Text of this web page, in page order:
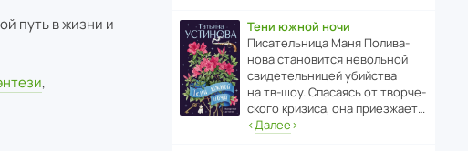
путь в жизни и
,
Тени южной ночи
Писа­тель­ница Маня Поли­ва­
нова стано­вится невольной
свиде­тель­ницей убийства
на тв-шоу. Спасаясь от твор­че­
с­кого кризиса, она приезжает…
‹Далее›